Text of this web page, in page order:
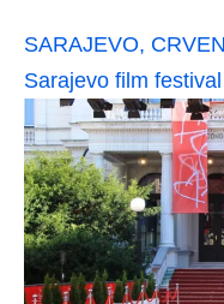
SARAJEVO,
Sarajevo film